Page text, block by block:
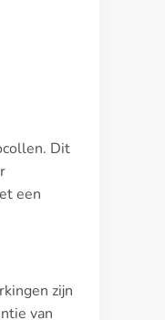
Dit
een
zijn
van